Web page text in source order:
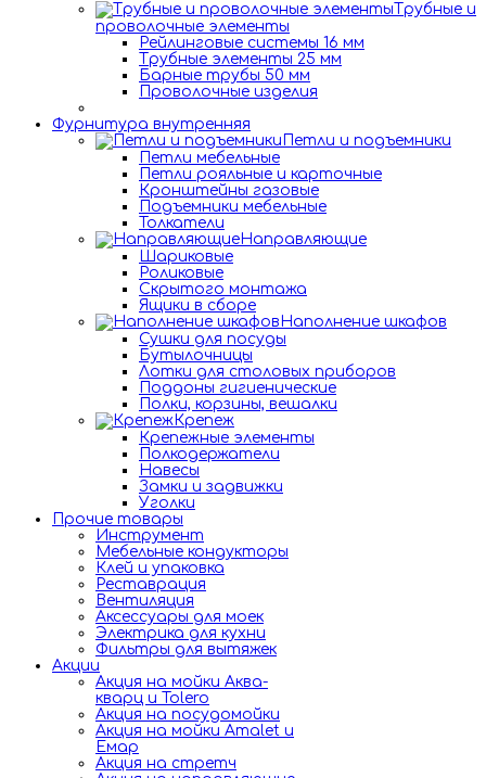
Трубные и
проволочные элементы
Рейлинговые системы 16 мм
Трубные элементы 25 мм
Барные трубы 50 мм
Проволочные изделия
Фурнитура внутренняя
Петли и подъемники
Петли мебельные
Петли рояльные и карточные
Кронштейны газовые
Подъемники мебельные
Толкатели
Направляющие
Шариковые
Роликовые
Скрытого монтажа
Ящики в сборе
Наполнение шкафов
Сушки для посуды
Бутылочницы
Лотки для столовых приборов
Поддоны гигиенические
Полки, корзины, вешалки
Крепеж
Крепежные элементы
Полкодержатели
Навесы
Замки и задвижки
Уголки
Прочие товары
Инструмент
Мебельные кондукторы
Клей и упаковка
Реставрация
Вентиляция
Аксессуары для моек
Электрика для кухни
Фильтры для вытяжек
Акции
Акция на мойки Аква-
кварц и Tolero
Акция на посудомойки
Акция на мойки Amalet и
Емар
Акция на стретч